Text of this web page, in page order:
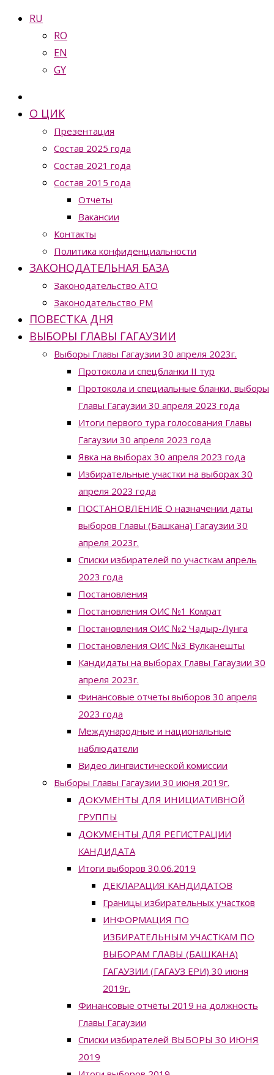
RU
RO
EN
GY
О ЦИК
Презентация
Состав 2025 года
Состав 2021 года
Состав 2015 года
Отчеты
Вакансии
Контакты
Политика конфиденциальности
ЗАКОНОДАТЕЛЬНАЯ БАЗА
Законодательство ATO
Законодательство РМ
ПОВЕСТКА ДНЯ
ВЫБОРЫ ГЛАВЫ ГАГАУЗИИ
Выборы Главы Гагаузии 30 апреля 2023г.
Протокола и спецбланки II тур
Протокола и специальные бланки, выборы
Главы Гагаузии 30 апреля 2023 года
Итоги первого тура голосования Главы
Гагаузии 30 апреля 2023 года
Явка на выборах 30 апреля 2023 года
Избирательные участки на выборах 30
апреля 2023 года
ПОСТАНОВЛЕНИЕ О назначении даты
выборов Главы (Башкана) Гагаузии 30
апреля 2023г.
Списки избирателей по участкам апрель
2023 года
Постановления
Постановления ОИС №1 Комрат
Постановления ОИС №2 Чадыр-Лунга
Постановления ОИС №3 Вулканешты
Кандидаты на выборах Главы Гагаузии 30
апреля 2023г.
Финансовые отчеты выборов 30 апреля
2023 года
Международные и национальные
наблюдатели
Видео лингвистической комиссии
Выборы Главы Гагаузии 30 июня 2019г.
ДОКУМЕНТЫ ДЛЯ ИНИЦИАТИВНОЙ
ГРУППЫ
ДОКУМЕНТЫ ДЛЯ РЕГИСТРАЦИИ
КАНДИДАТА
Итоги выборов 30.06.2019
ДЕКЛАРАЦИЯ КАНДИДАТОВ
Границы избирательных участков
ИНФОРМАЦИЯ ПО
ИЗБИРАТЕЛЬНЫМ УЧАСТКАМ ПО
ВЫБОРАМ ГЛАВЫ (БАШКАНА)
ГАГАУЗИИ (ГАГАУЗ ЕРИ) 30 июня
2019г.
Финансовые отчёты 2019 на должность
Главы Гагаузии
Списки избирателей ВЫБОРЫ 30 ИЮНЯ
2019